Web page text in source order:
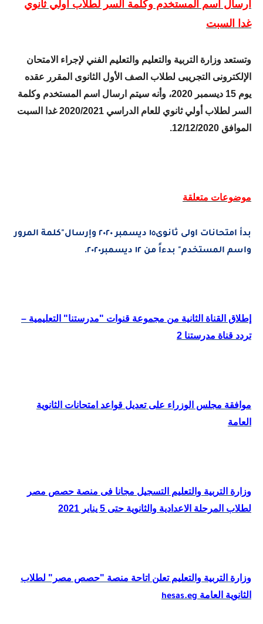
ارسال اسم المستخدم وكلمة السر لطلاب أولي ثانوي
غدا السبت
وتستعد وزارة التربية والتعليم والتعليم الفني لإجراء الامتحان
الإلكترونى التجريبى لطلاب الصف الأول الثانوى المقرر عقده
يوم 15 ديسمبر 2020، وأنه سيتم ارسال اسم المستخدم وكلمة
السر لطلاب أولي ثانوي للعام الدراسي 2020/2021 غدا السبت
الموافق 12/12/2020.
موضوعات متعلقة
بدأ
امتحانات اولى ثانوى١٥ ديسمبر ٢٠٢٠ وإرسال"كلمة المرور
واسم المستخدم" بدءاً من ١٢ ديسمبر٢٠٢٠
.
إطلاق القناة الثانية من مجموعة قنوات "مدرستنا" التعليمية –
تردد قناة مدرستنا 2
موافقة مجلس الوزراء على تعديل قواعد امتحانات الثانوية
العامة
وزارة التربية والتعليم التسجيل مجانا فى منصة حصص مصر
لطلاب المرحلة الاعدادية والثانوية حتى 5 يناير 2021
وزارة التربية والتعليم تعلن اتاحة منصة "حصص مصر" لطلاب
الثانوية العامة hesas.eg